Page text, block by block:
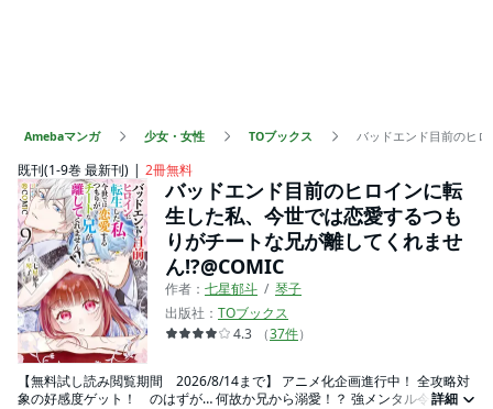
Amebaマンガ 少女・女性 TOブックス バッドエンド目前のヒ
既刊(1-9巻 最新刊) 2冊無料
バッドエンド目前のヒロインに転
生した私、今世では恋愛するつも
りがチートな兄が離してくれませ
ん!?@COMIC
作者： 七星郁斗
琴子
出版社： TOブックス
4.3
（37件）
【無料試し読み閲覧期間 2026/8/14まで】 アニメ化企画進行中！ 全攻略対
象の好感度ゲット！ のはずが… 何故か兄から溺愛！？ 強メンタル令嬢の愛
詳細